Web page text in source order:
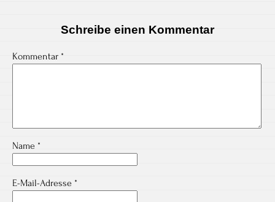
Schreibe einen Kommentar
Kommentar *
Name *
E-Mail-Adresse *